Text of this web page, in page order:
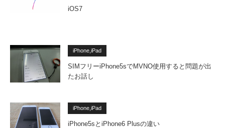
iOS7
iPhone,iPad
SIMフリーiPhone5sでMVNO使用すると問題が出
たお話し
iPhone,iPad
iPhone5sとiPhone6 Plusの違い